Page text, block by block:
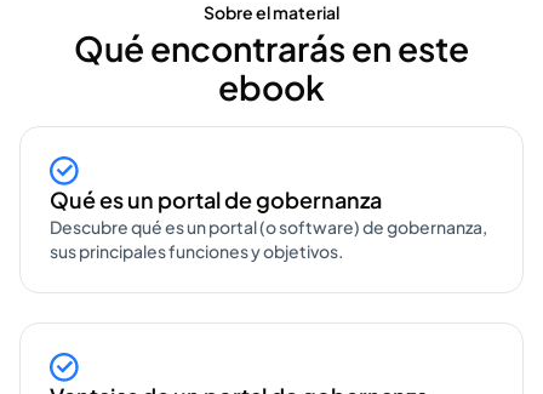
Sobre el material
Qué encontrarás en este
ebook
Qué es un portal de gobernanza
Descubre qué es un portal (o software) de gobernanza,
sus principales funciones y objetivos.